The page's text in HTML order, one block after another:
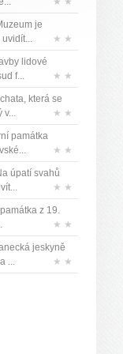
je
★ ★
lidové
f...
★ ★
která se
v...
★ ★
památka
★ ★
úpatí svahů
★ ★
z 19.
★ ★
jeskyně
...
★ ★